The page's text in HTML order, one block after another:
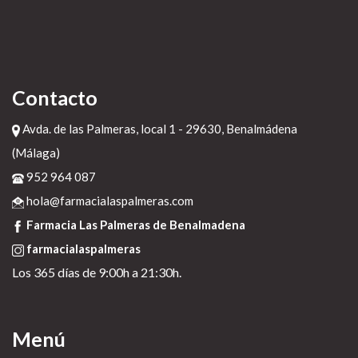
Contacto
Avda. de las Palmeras, local 1 - 29630, Benalmádena
(Málaga)
952 964 087
hola@farmacialaspalmeras.com
Farmacia Las Palmeras de Benalmadena
farmacialaspalmeras
Los 365 días de 9:00h a 21:30h.
Menú